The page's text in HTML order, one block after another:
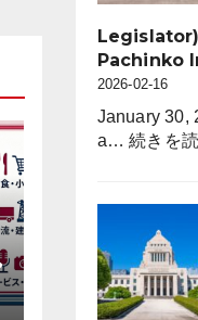
Pachinko
2026-02-16
January 30,
a…続きを